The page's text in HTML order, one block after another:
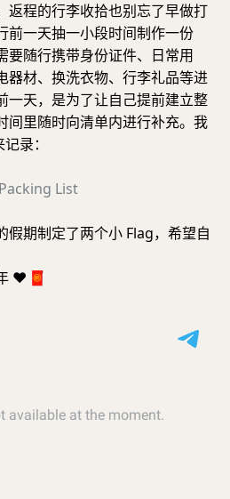
返程的行李收拾也别忘了早做打
前一天抽一小段时间制作一份
要随行携带身份证件、日常用
器材、换洗衣物、行李礼品等进
一天，是为了让自己提前建立整
间里随时向清单内进行补充。我
录：
List
假期制定了两个小 Flag，希望自
❤️ 🧧